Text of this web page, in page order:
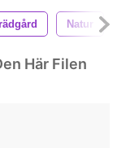
Natur
Här Filen